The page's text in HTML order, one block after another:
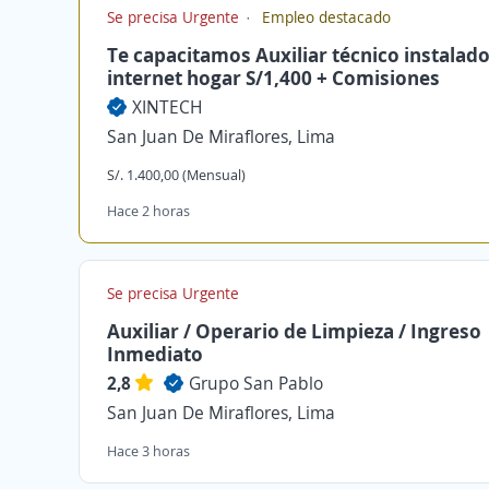
Se precisa Urgente Empleo destacado
Te capacitamos Auxiliar técnico
internet hogar S/1,400 + Comisiones
XINTECH
San Juan De Miraflores, Lima
S/. 1.400,00 (Mensual)
Hace 2 horas
Se precisa Urgente
Auxiliar / Operario de Limpieza / Ingreso
Inmediato
2,8
Grupo San Pablo
San Juan De Miraflores, Lima
Hace 3 horas